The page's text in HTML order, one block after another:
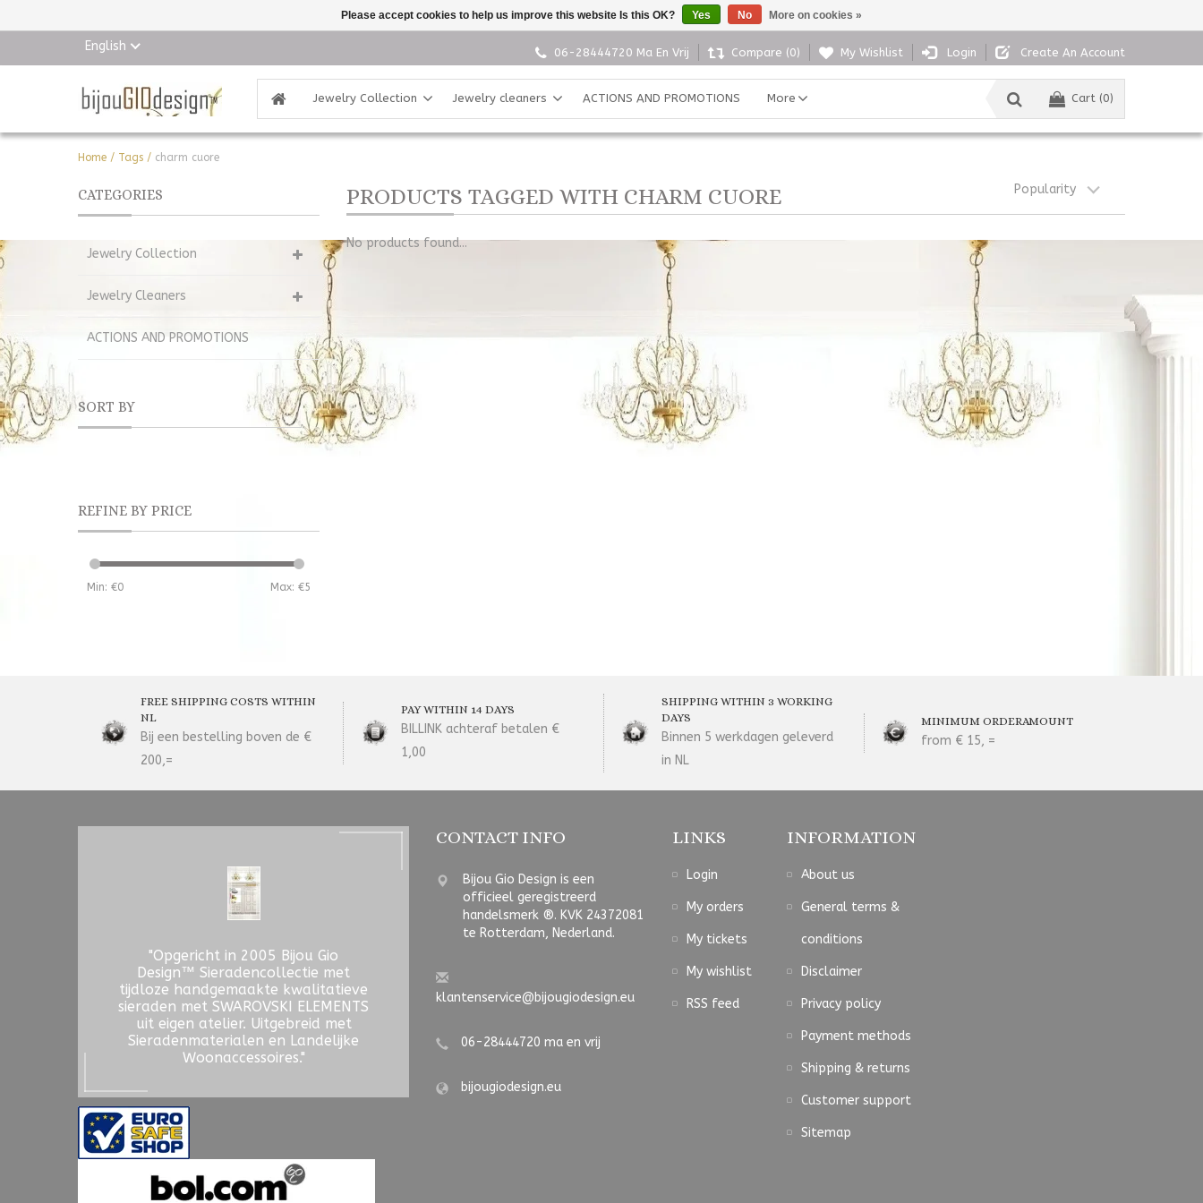
English 06-28444720 Ma En Vrij Compare (0) My Wishlist Login Create An Account
Cart (0)
Jewelry Collection Jewelry cleaners ACTIONS AND PROMOTIONS More
Home / Tags / charm cuore
CATEGORIES
Jewelry Collection
Jewelry Cleaners
ACTIONS AND PROMOTIONS
SORT BY
REFINE BY PRICE
Min: €0 Max: €5
PRODUCTS TAGGED WITH CHARM CUORE Popularity
No products found...
FREE SHIPPING COSTS WITHIN
NL
Bij een bestelling boven de €
200,=
PAY WITHIN 14 DAYS
BILLINK achteraf betalen €
1,00
SHIPPING WITHIN 3 WORKING
DAYS
Binnen 5 werkdagen geleverd
in NL
MINIMUM ORDERAMOUNT
from € 15, =
"Opgericht in 2005 Bijou Gio
Design™ Sieradencollectie met
tijdloze handgemaakte kwalitatieve
sieraden met SWAROVSKI ELEMENTS
uit eigen atelier. Uitgebreid met
Sieradenmaterialen en Landelijke
Woonaccessoires."
CONTACT INFO
Bijou Gio Design is een
officieel geregistreerd
handelsmerk ®. KVK 24372081
te Rotterdam, Nederland.
klantenservice@bijougiodesign.eu
06-28444720 ma en vrij
bijougiodesign.eu
LINKS
Login
My orders
My tickets
My wishlist
RSS feed
INFORMATION
About us
General terms &
conditions
Disclaimer
Privacy policy
Payment methods
Shipping & returns
Customer support
Sitemap
Please accept cookies to help us improve this website Is this OK? Yes No More on cookies »